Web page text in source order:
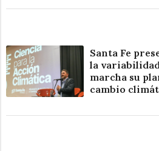
Santa Fe
la
marcha su
cambio